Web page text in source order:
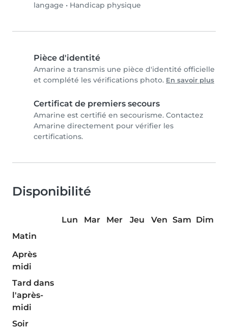
langage • Handicap physique
Pièce d'identité
Amarine a transmis une pièce d'identité officielle
et complété les vérifications photo. En savoir plus
Certificat de premiers secours
Amarine est certifié en secourisme. Contactez
Amarine directement pour vérifier les
certifications.
Disponibilité
Lun Mar Mer Jeu Ven Sam Dim
Matin
Après
midi
Tard dans
l'après-
midi
Soir